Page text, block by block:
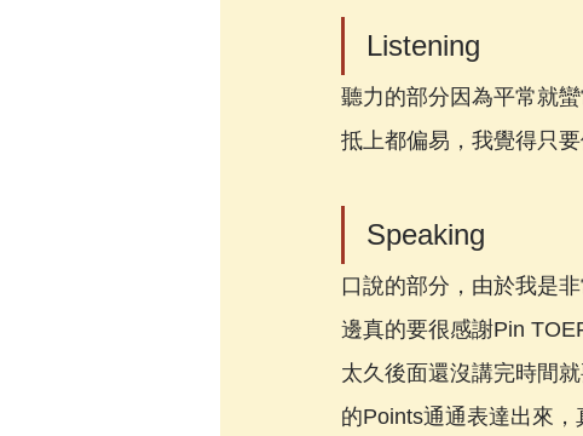
Listening
聽力的部分因為平常就
抵上都偏易，我覺得只
Speaking
口說的部分，由於我是
邊真的要很感謝Pin
太久後面還沒講完時間
的Points通通表達出來